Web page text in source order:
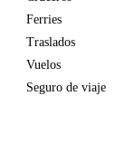
Ferries
Traslados
Vuelos
Seguro de viaje